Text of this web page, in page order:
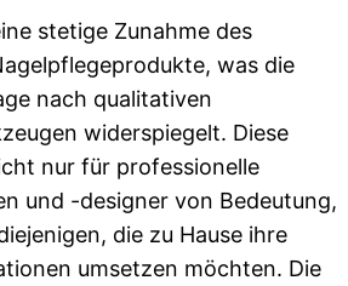
stetige Zunahme des
was die
nach qualitativen
widerspiegelt. Diese
nur für professionelle
und -designer von Bedeutung,
die zu Hause ihre
umsetzen möchten. Die